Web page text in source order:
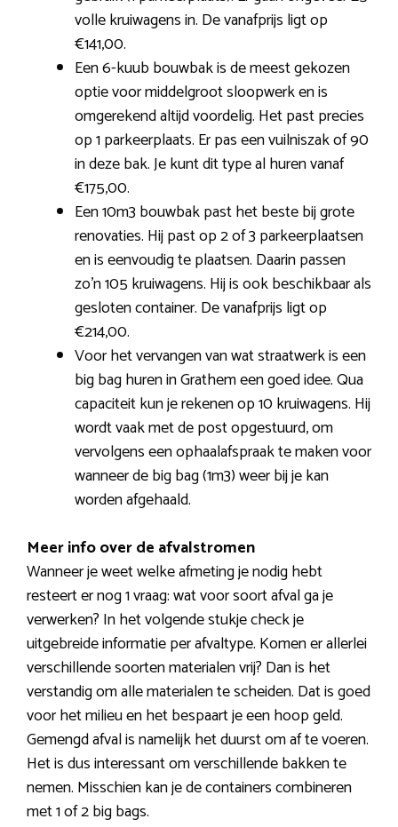
volle kruiwagens in. De vanafprijs ligt op
€141,00.
Een 6-kuub bouwbak is de meest gekozen
optie voor middelgroot sloopwerk en is
omgerekend altijd voordelig. Het past precies
op 1 parkeerplaats. Er pas een vuilniszak of 90
in deze bak. Je kunt dit type al huren vanaf
€175,00.
Een 10m3 bouwbak past het beste bij grote
renovaties. Hij past op 2 of 3 parkeerplaatsen
en is eenvoudig te plaatsen. Daarin passen
zo’n 105 kruiwagens. Hij is ook beschikbaar als
gesloten container. De vanafprijs ligt op
€214,00.
Voor het vervangen van wat straatwerk is een
big bag huren in Grathem een goed idee. Qua
capaciteit kun je rekenen op 10 kruiwagens. Hij
wordt vaak met de post opgestuurd, om
vervolgens een ophaalafspraak te maken voor
wanneer de big bag (1m3) weer bij je kan
worden afgehaald.
Meer info over de afvalstromen
Wanneer je weet welke afmeting je nodig hebt
resteert er nog 1 vraag: wat voor soort afval ga je
verwerken? In het volgende stukje check je
uitgebreide informatie per afvaltype. Komen er allerlei
verschillende soorten materialen vrij? Dan is het
verstandig om alle materialen te scheiden. Dat is goed
voor het milieu en het bespaart je een hoop geld.
Gemengd afval is namelijk het duurst om af te voeren.
Het is dus interessant om verschillende bakken te
nemen. Misschien kan je de containers combineren
met 1 of 2 big bags.